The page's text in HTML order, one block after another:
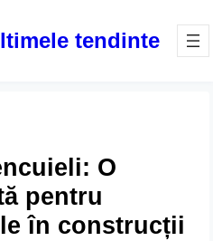
tendinte
O
pentru
în construcții